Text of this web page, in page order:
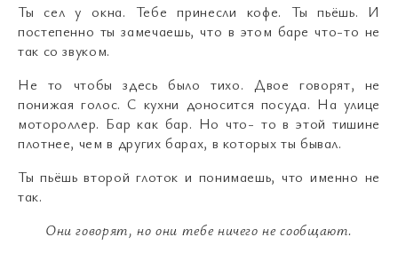
Ты сел у окна. Тебе принесли кофе. Ты пьёшь. И
постепенно ты замечаешь, что в этом баре что-то не
так со звуком.
Не то чтобы здесь было тихо. Двое говорят, не
понижая голос. С кухни доносится посуда. На улице
мотороллер. Бар как бар. Но что- то в этой тишине
плотнее, чем в других барах, в которых ты бывал.
Ты пьёшь второй глоток и понимаешь, что именно не
так.
Они говорят, но они тебе ничего не сообщают.